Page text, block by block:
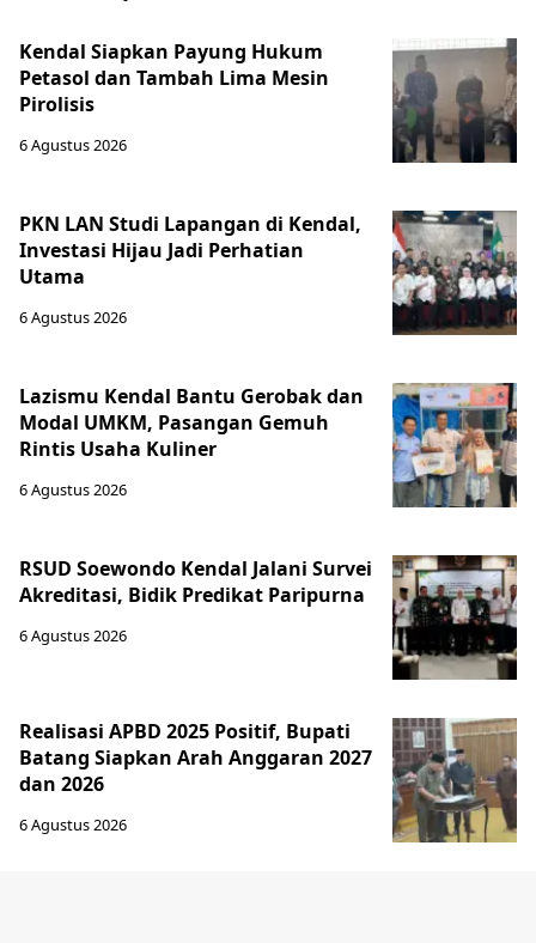
Kendal Siapkan Payung Hukum
Petasol dan Tambah Lima Mesin
Pirolisis
6 Agustus 2026
PKN LAN Studi Lapangan di Kendal,
Investasi Hijau Jadi Perhatian
Utama
6 Agustus 2026
Lazismu Kendal Bantu Gerobak dan
Modal UMKM, Pasangan Gemuh
Rintis Usaha Kuliner
6 Agustus 2026
RSUD Soewondo Kendal Jalani Survei
Akreditasi, Bidik Predikat Paripurna
6 Agustus 2026
Realisasi APBD 2025 Positif, Bupati
Batang Siapkan Arah Anggaran 2027
dan 2026
6 Agustus 2026